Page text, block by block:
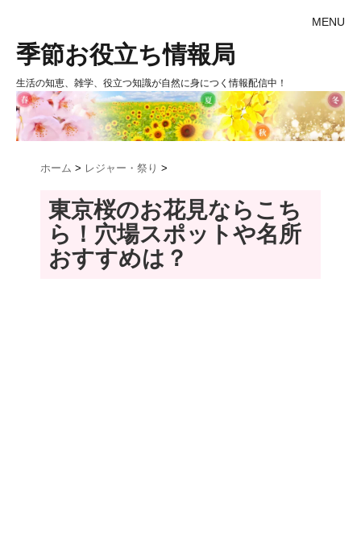
MENU
季節お役立ち情報局
生活の知恵、雑学、役立つ知識が自然に身につく情報配信中！
ホーム > レジャー・祭り >
東京桜のお花見ならこち
ら！穴場スポットや名所
おすすめは？